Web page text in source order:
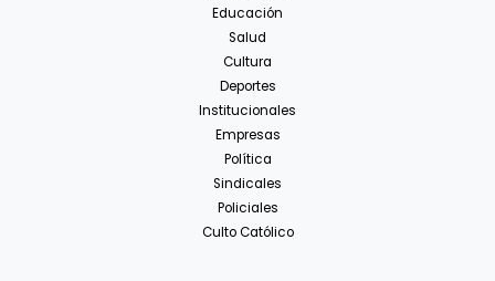
Educación
Salud
Cultura
Deportes
Institucionales
Empresas
Política
Sindicales
Policiales
Culto Católico